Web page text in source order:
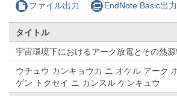
ファイル出力 EndNote Basic出力
タイトル
宇宙環境下におけるアーク放電とその熱
ウチュウ カンキョウカ ニ オケル アーク
ゲン トクセイ ニ カンスル ケンキュウ